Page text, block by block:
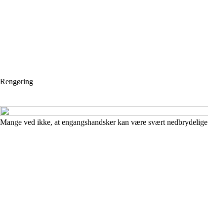
Rengøring
Mange ved ikke, at engangshandsker kan være svært nedbrydelige